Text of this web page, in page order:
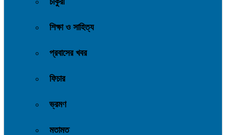
শিক্ষা ও সাহিত্য
প্রবাসের খবর
ফিচার
ভ্রমণ
মতামত